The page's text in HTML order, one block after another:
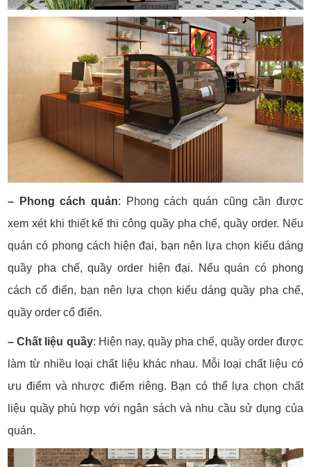
– Phong cách quán: Phong cách quán cũng cần được
xem xét khi thiết kế thi công quầy pha chế, quầy order. Nếu
quán có phong cách hiện đại, bạn nên lựa chọn kiểu dáng
quầy pha chế, quầy order hiện đại. Nếu quán có phong
cách cổ điển, bạn nên lựa chọn kiểu dáng quầy pha chế,
quầy order cổ điển.
– Chất liệu quầy: Hiện nay, quầy pha chế, quầy order được
làm từ nhiều loại chất liệu khác nhau. Mỗi loại chất liệu có
ưu điểm và nhược điểm riêng. Bạn có thể lựa chọn chất
liệu quầy phù hợp với ngân sách và nhu cầu sử dụng của
quán.